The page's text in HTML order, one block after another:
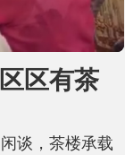
区有茶
谈，茶楼承载